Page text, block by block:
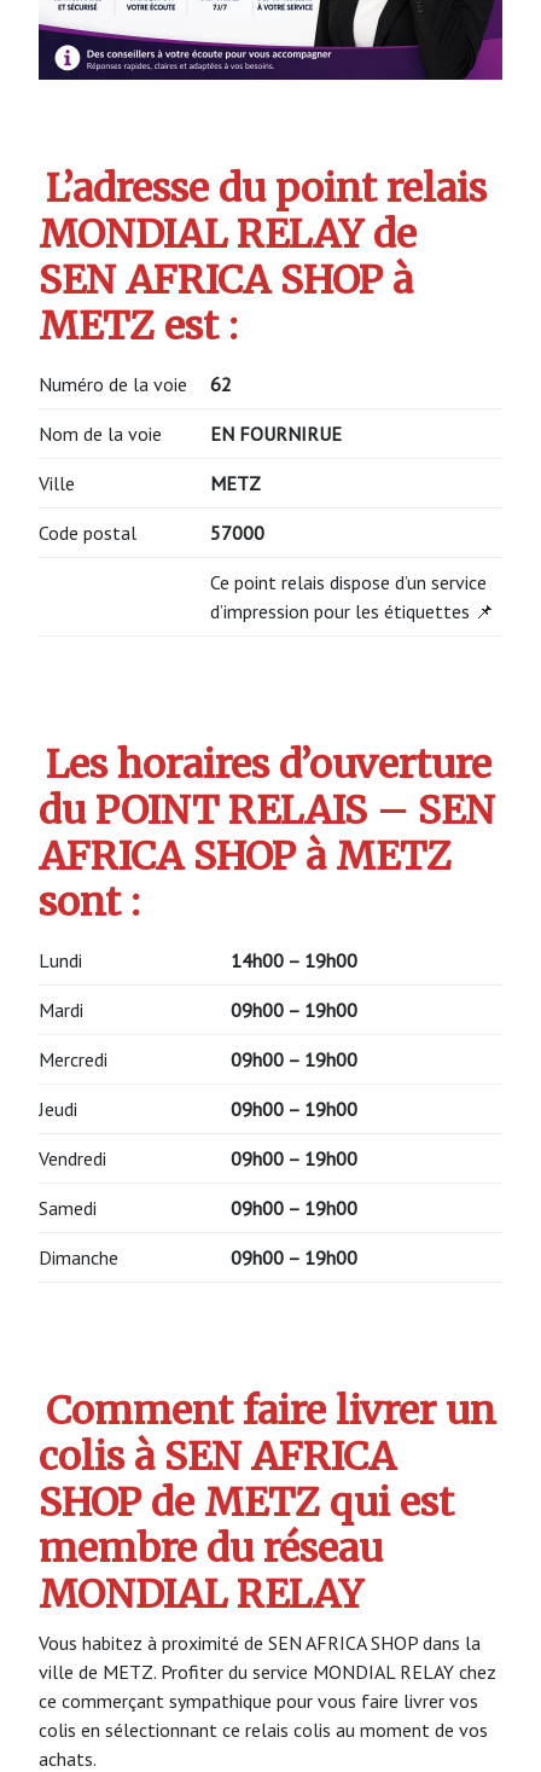
L’adresse du point relais
MONDIAL RELAY de
SEN AFRICA SHOP à
METZ est :
Numéro de la voie 62
Nom de la voie EN FOURNIRUE
Ville METZ
Code postal 57000
Ce point relais dispose d’un service
d’impression pour les étiquettes 📌
Les horaires d’ouverture
du POINT RELAIS – SEN
AFRICA SHOP à METZ
sont :
Lundi 14h00 – 19h00
Mardi 09h00 – 19h00
Mercredi 09h00 – 19h00
Jeudi 09h00 – 19h00
Vendredi 09h00 – 19h00
Samedi 09h00 – 19h00
Dimanche 09h00 – 19h00
Comment faire livrer un
colis à SEN AFRICA
SHOP de METZ qui est
membre du réseau
MONDIAL RELAY
Vous habitez à proximité de SEN AFRICA SHOP dans la
ville de METZ. Profiter du service MONDIAL RELAY chez
ce commerçant sympathique pour vous faire livrer vos
colis en sélectionnant ce relais colis au moment de vos
achats.